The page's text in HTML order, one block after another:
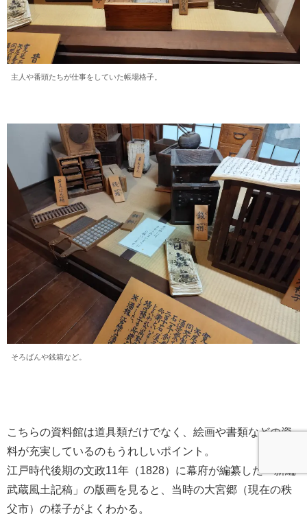
主人や番頭たちが仕事をしていた帳場格子。
そろばんや銭箱など。
こちらの資料館は道具類だけでなく、絵画や書類などの資
料が充実しているのもうれしいポイント。
江戸時代後期の文政11年（1828）に幕府が編纂した「新編
武蔵風土記稿」の版画を見ると、当時の大宮郷（現在の秩
父市）の様子がよくわかる。